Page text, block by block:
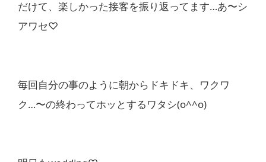
だけて、楽しかった接客を振り返ってます…あ〜シ
アワセ♡
毎回自分の事のように朝からドキドキ、ワクワ
ク…〜の終わってホッとするワタシ(o^^o)